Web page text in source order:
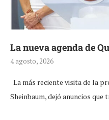
La nueva agenda de
4 agosto, 2026
La más reciente visita de la
Sheinbaum, dejó anuncios que